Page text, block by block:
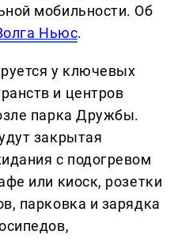
мобильности. Об
Ньюс.
у ключевых
и центров
парка Дружбы.
закрытая
с подогревом
или киоск, розетки
парковка и зарядка